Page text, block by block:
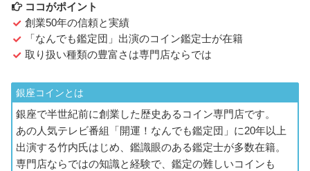
ココがポイント
創業50年の信頼と実績
「なんでも鑑定団」出演のコイン鑑定士が在籍
取り扱い種類の豊富さは専門店ならでは
銀座コインとは
銀座で半世紀前に創業した歴史あるコイン専門店です。
あの人気テレビ番組「開運！なんでも鑑定団」に20年以上
出演する竹内氏はじめ、鑑識眼のある鑑定士が多数在籍。
専門店ならではの知識と経験で、鑑定の難しいコインも